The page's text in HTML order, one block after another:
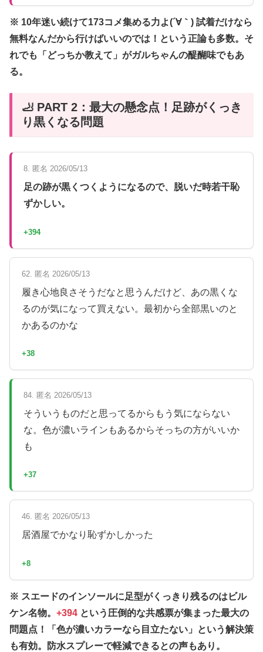
※ 10年迷い続けて173コメ集める力よ(´∀｀) 試着だけなら
無料なんだから行けばいいのでは！という正論も多数。そ
れでも「どっちか教えて」がガルちゃんの醍醐味でもあ
る。
🦶 PART 2：最大の懸念点！足跡がくっき
り黒くなる問題
8. 匿名 2026/05/13
足の跡が黒くつくようになるので、脱いだ時若干恥
ずかしい。
+394
62. 匿名 2026/05/13
履き心地良さそうだなと思うんだけど、あの黒くな
るのが気になって買えない。最初から全部黒いのと
かあるのかな
+38
84. 匿名 2026/05/13
そういうものだと思ってるからもう気にならない
な。色が濃いラインもあるからそっちの方がいいか
も
+37
46. 匿名 2026/05/13
居酒屋でかなり恥ずかしかった
+8
※ スエードのインソールに足型がくっきり残るのはビル
ケン名物。 +394 という圧倒的な共感票が集まった最大の
問題点！「色が濃いカラーなら目立たない」という解決策
も有効。防水スプレーで軽減できるとの声もあり。